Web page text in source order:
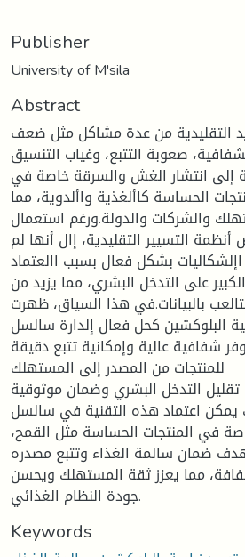
Publisher
University of M'sila
Abstract
التقليدية من عدة مشاكل مثل ضعف
صعوبة التتبع، وغياب التنسيق
إلى انتشار الغش والسرقة خاصة في
الحساسة كاألغذية واألدوية، مما
والشركات والدولة.ورغم استعمال
التسيير التقليدية، إال أنها لم
بشكل فعال بسبب االعتماد
الكبير على التدخل البشري، مما يزيد من
بالبيانات.في هذا السياق، ظهرت
البلوكشين كحل فعال إلدارة سالسل
شفافية عالية وإمكانية تتبع دقيقة
للمنتجات من المصدر إلى المستهلك
تقليل التدخل البشري وضمان موثوقية
يمكن اعتماد هذه التقنية في سالسل
خاصة في المنتجات الحساسة مثل القمح،
ضمان سالمة الغذاء وتتبع مصدره
مما يعزز ثقة المستهلك ويحسن
جودة النظام الغذائي.
Keywords